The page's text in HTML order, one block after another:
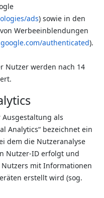
ads) sowie in den
Werbeeinblendungen
authenticated).
Nutzer werden nach 14
Ausgestaltung als
Analytics“ bezeichnet ein
dem die Nutzeranalyse
Nutzer-ID erfolgt und
mit Informationen
erstellt wird (sog.